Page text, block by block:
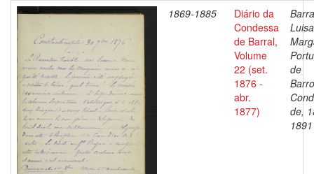
1869-1885
Diário da
Condessa
de Barral,
Volume
22 (set.
1876 -
abr.
1877)
Luisa
de
de,
1891